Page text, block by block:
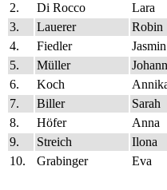
2. Di Rocco
Lara
3.
Lauerer
Robin
4.
Fiedler
Jasmin
5.
Müller
6.
Koch
7.
Biller
Sarah
8.
Höfer
Anna
9.
Streich
Ilona
10.
Grabinger Eva